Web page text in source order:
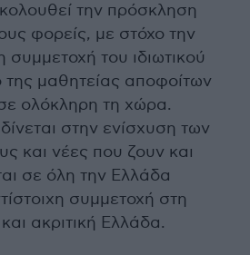
την πρόσκληση
φορείς, με στόχο την
του ιδιωτικού
μαθητείας αποφοίτων
ολόκληρη τη χώρα.
στην ενίσχυση των
και νέες που ζουν και
σε όλη την Ελλάδα
συμμετοχή στη
ακριτική Ελλάδα.